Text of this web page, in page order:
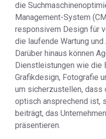
die
Management-System
responsivem Design für
die laufende Wartung
Darüber hinaus können
Dienstleistungen wie die
Grafikdesign, Fotografie
um sicherzustellen, dass
optisch ansprechend ist,
beiträgt, das
präsentieren.